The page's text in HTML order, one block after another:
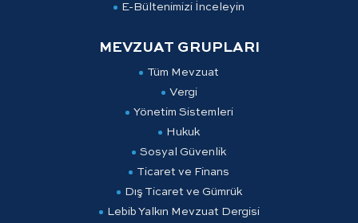
E-Bültenimizi İnceleyin
MEVZUAT GRUPLARI
Tüm Mevzuat
Vergi
Yönetim Sistemleri
Hukuk
Sosyal Güvenlik
Ticaret ve Finans
Dış Ticaret ve Gümrük
Lebib Yalkın Mevzuat Dergisi